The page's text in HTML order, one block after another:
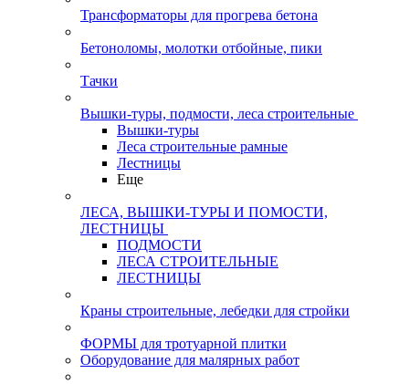
Трансформаторы для прогрева бетона
Бетоноломы, молотки отбойные, пики
Тачки
Вышки-туры, подмости, леса строительные
Вышки-туры
Леса строительные рамные
Лестницы
Еще
ЛЕСА, ВЫШКИ-ТУРЫ И ПОМОСТИ,
ЛЕСТНИЦЫ
ПОДМОСТИ
ЛЕСА СТРОИТЕЛЬНЫЕ
ЛЕСТНИЦЫ
Краны строительные, лебедки для стройки
ФОРМЫ для тротуарной плитки
Оборудование для малярных работ